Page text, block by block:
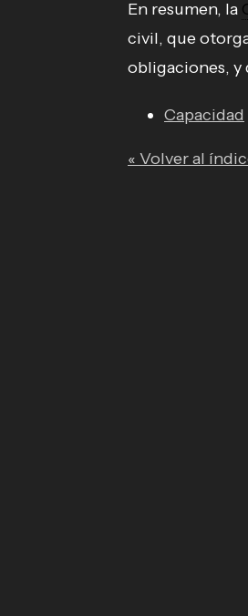
En resumen, la
civil, que
obligaciones, y
Capacidad
« Volver al